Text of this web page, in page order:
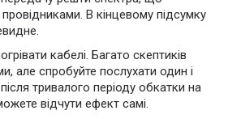
В кінцевому підсумку
кабелі. Багато скептиків
але спробуйте послухати один і
тривалого періоду обкатки на
відчути ефект самі.